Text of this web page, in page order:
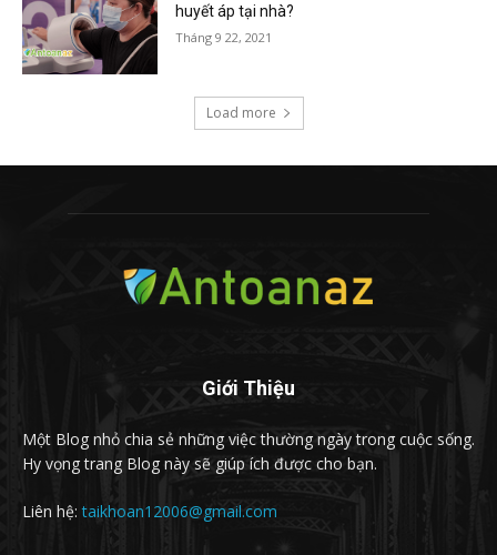
huyết áp tại nhà?
Tháng 9 22, 2021
Load more
Giới Thiệu
Một Blog nhỏ chia sẻ những việc thường ngày trong cuộc sống.
Hy vọng trang Blog này sẽ giúp ích được cho bạn.
Liên hệ:taikhoan12006@gmail.com